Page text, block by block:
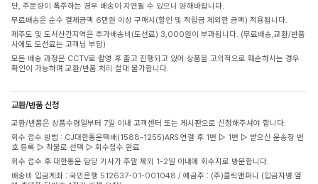
단, 주문량이 폭주하는 경우 배송이 지연될 수 있으니 양해바랍니다.
무료배송은 순수 결제금액 6만원 이상 구매시(할인 및 적립금 제외한 금액) 적용됩니다.
제주도 및 도서산간지역은 추가배송비(도선료) 3,000원이 부과됩니다. (무료배송,교환/반품
시에도 도선료는 고객님 부담)
모든 배송 과정은 CCTV로 촬영 후 출고 진행되고 있어 상품을 고의적으로 훼손하시는 경우
확인이 가능하며 교환/반품 처리 절대 불가합니다.
교환/반품 신청
교환/반품은 상품수령일부터 7일 이내 고객센터 또는 게시판으로 신청해주셔야 합니다.
회수 접수 방법 : CJ대한통운택배(1588-1255)ARS 연결 후 1번 ▷ 1번 ▷ 받으신 운송장 번
호 등록 ▷ 착불로 선택 ▷ 회수접수 완료
회수 접수 후 대한통운 담당 기사가 주말 제외 1-2일 이내에 회수지로 방문합니다.
배송비 입금계좌 : 국민은행 512637-01-001048 / 예금주 : (주)클릭앤퍼니 (입금자명 옆